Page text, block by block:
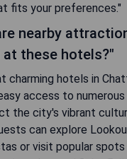
fits your preferences."
nearby
these hotels?"
charming hotels in
access to
the city's vibrant
can explore
or visit popular